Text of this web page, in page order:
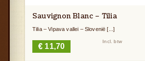
Sauvignon Blanc – Tilia
Tilia – Vipava vallei – Slovenië [...]
€ 11,70
Incl. btw